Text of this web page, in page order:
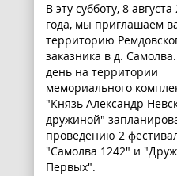
В эту субботу, 8 августа
года, мы приглашаем
территорию
заказника в д.
день на территории
мемориального
"Князь Александр
дружиной"
проведению 2
"Самолва 1242" и
Первых".